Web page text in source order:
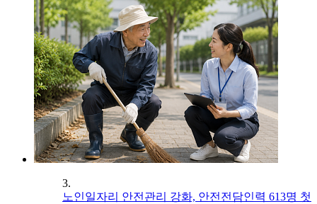
3.
노인일자리 안전관리 강화, 안전전담인력 613명 첫